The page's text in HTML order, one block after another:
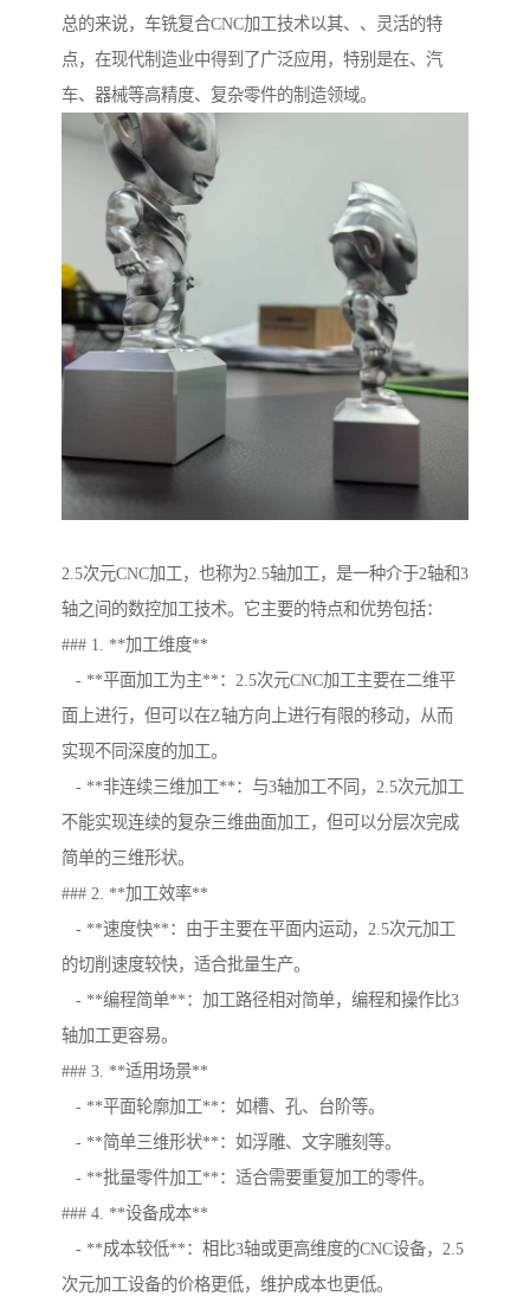
总的来说，车铣复合CNC加工技术以其、、灵活的特
点，在现代制造业中得到了广泛应用，特别是在、汽
车、器械等高精度、复杂零件的制造领域。
2.5次元CNC加工，也称为2.5轴加工，是一种介于2轴和3
轴之间的数控加工技术。它主要的特点和优势包括：
### 1. **加工维度**
- **平面加工为主**：2.5次元CNC加工主要在二维平
面上进行，但可以在Z轴方向上进行有限的移动，从而
实现不同深度的加工。
- **非连续三维加工**：与3轴加工不同，2.5次元加工
不能实现连续的复杂三维曲面加工，但可以分层次完成
简单的三维形状。
### 2. **加工效率**
- **速度快**：由于主要在平面内运动，2.5次元加工
的切削速度较快，适合批量生产。
- **编程简单**：加工路径相对简单，编程和操作比3
轴加工更容易。
### 3. **适用场景**
- **平面轮廓加工**：如槽、孔、台阶等。
- **简单三维形状**：如浮雕、文字雕刻等。
- **批量零件加工**：适合需要重复加工的零件。
### 4. **设备成本**
- **成本较低**：相比3轴或更高维度的CNC设备，2.5
次元加工设备的价格更低，维护成本也更低。